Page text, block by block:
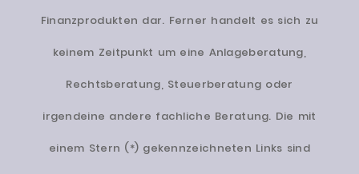
Finanzprodukten dar. Ferner handelt es sich zu
keinem Zeitpunkt um eine Anlageberatung,
Rechtsberatung, Steuerberatung oder
irgendeine andere fachliche Beratung. Die mit
einem Stern (*) gekennzeichneten Links sind